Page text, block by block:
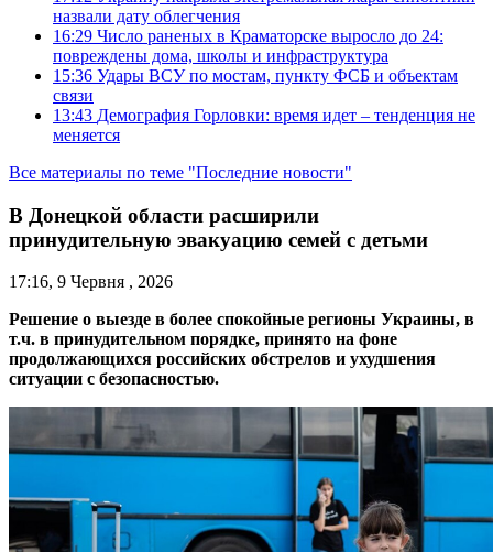
назвали дату облегчения
16:29 Число раненых в Краматорске выросло до 24:
повреждены дома, школы и инфраструктура
15:36 Удары ВСУ по мостам, пункту ФСБ и объектам
связи
13:43 Демография Горловки: время идет – тенденция не
меняется
Все материалы по теме "Последние новости"
В Донецкой области расширили
принудительную эвакуацию семей с детьми
17:16, 9 Червня , 2026
Решение о выезде в более спокойные регионы Украины, в
т.ч. в принудительном порядке, принято на фоне
продолжающихся российских обстрелов и ухудшения
ситуации с безопасностью.